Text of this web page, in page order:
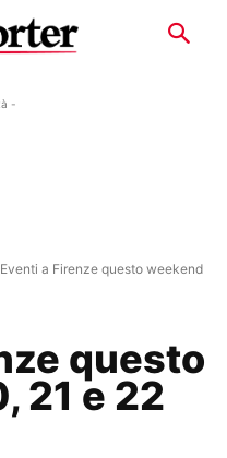
-
Eventi a Firenze questo weekend
questo
21 e 22